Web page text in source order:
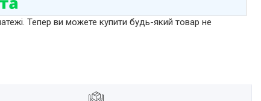
Тепер ви можете купити будь-який товар не